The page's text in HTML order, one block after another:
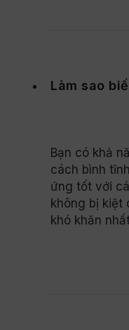
Làm sao
Bạn có khả
cách bình
ứng tốt với
không bị kiệt
khó khăn